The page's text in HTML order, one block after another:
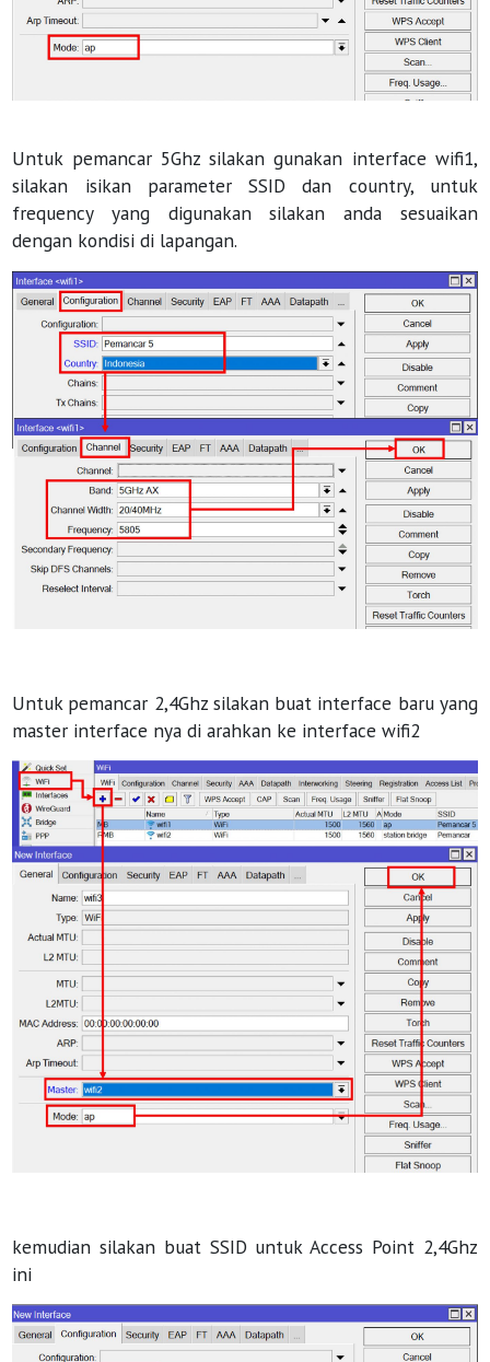
Untuk pemancar 5Ghz silakan gunakan interface wifi1,
silakan isikan parameter SSID dan country, untuk
frequency yang digunakan silakan anda sesuaikan
dengan kondisi di lapangan.
Untuk pemancar 2,4Ghz silakan buat interface baru yang
master interface nya di arahkan ke interface wifi2
kemudian silakan buat SSID untuk Access Point 2,4Ghz
ini